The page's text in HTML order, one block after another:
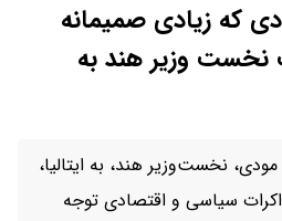
که زیادی صمیمانه
وزیر هند به
نخست‌وزیر هند، به ایتالیا،
سیاسی و اقتصادی توجه